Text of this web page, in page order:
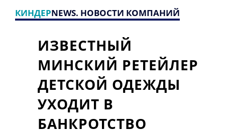
КИНДЕРNEWS. НОВОСТИ КОМПАНИЙ
ИЗВЕСТНЫЙ
МИНСКИЙ РЕТЕЙЛЕР
ДЕТСКОЙ ОДЕЖДЫ
УХОДИТ В
БАНКРОТСТВО